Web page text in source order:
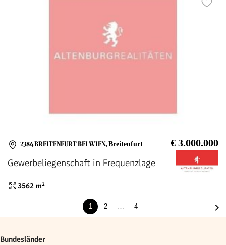
2384 BREITENFURT BEI WIEN, Breitenfurt € 3.000.000
Gewerbeliegenschaft in Frequenzlage
3562 m²
1 2 … 4
Bundesländer